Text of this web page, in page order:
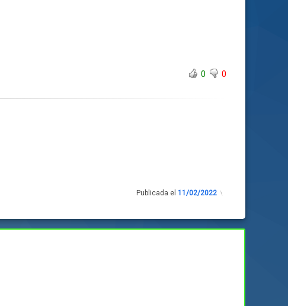
0
0
Publicada el 11/02/2022
07/02/2022